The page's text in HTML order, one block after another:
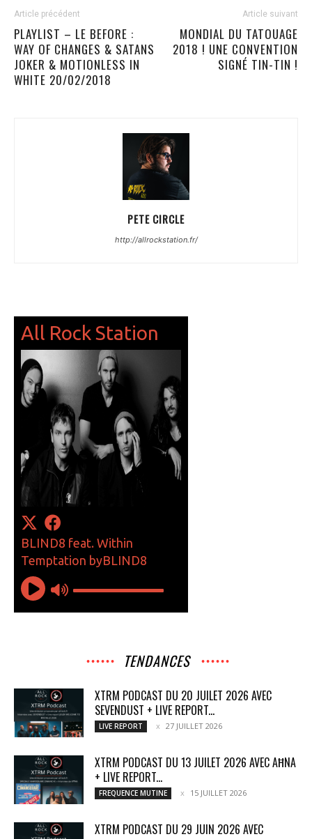
Article précédent
PLAYLIST – LE BEFORE :
WAY OF CHANGES & SATANS
JOKER & MOTIONLESS IN
WHITE 20/02/2018
Article suivant
MONDIAL DU TATOUAGE
2018 ! UNE CONVENTION
SIGNÉ TIN-TIN !
PETE CIRCLE
http://allrockstation.fr/
TENDANCES
XTRM PODCAST DU 20 JUILET 2026 AVEC
SEVENDUST + LIVE REPORT...
LIVE REPORT 27 JUILLET 2026
XTRM PODCAST DU 13 JUILET 2026 AVEC AĦNA
+ LIVE REPORT...
FREQUENCE MUTINE 15 JUILLET 2026
XTRM PODCAST DU 29 JUIN 2026 AVEC